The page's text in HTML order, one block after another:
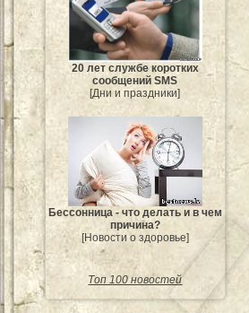
20 лет службе коротких
сообщений SMS
[Дни и праздники]
Бессонница - что делать и в чем
причина?
[Новости о здоровье]
Топ 100 новостей